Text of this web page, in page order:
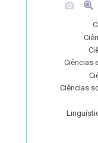
Ciências
Ciências